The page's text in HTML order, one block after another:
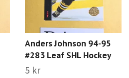
Anders Johnson 94-95
#283 Leaf SHL Hockey
5 kr